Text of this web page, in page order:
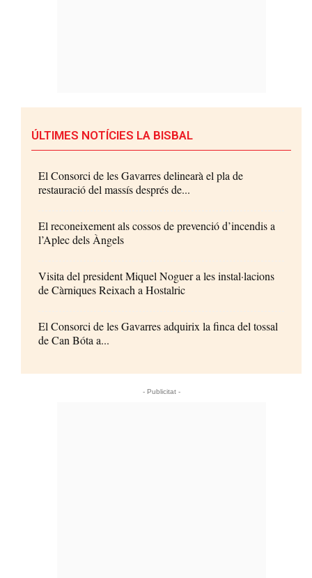
ÚLTIMES NOTÍCIES LA BISBAL
El Consorci de les Gavarres delinearà el pla de
restauració del massís després de...
El reconeixement als cossos de prevenció d’incendis a
l’Aplec dels Àngels
Visita del president Miquel Noguer a les instal·lacions
de Càrniques Reixach a Hostalric
El Consorci de les Gavarres adquirix la finca del tossal
de Can Bóta a...
- Publicitat -